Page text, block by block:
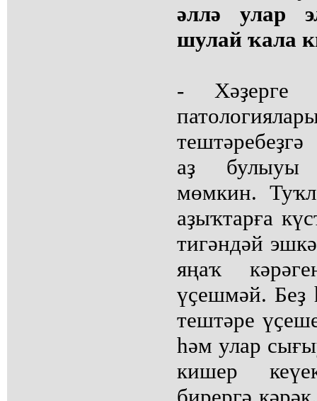
әллә улар
шулай ҡала
- Хәҙерге
аҙ булыуы
мөмкин.
аҙыҡтарға
тигәндәй
яңаҡ
үҫешмәй. Беҙ
тештәре
һәм улар
кишер